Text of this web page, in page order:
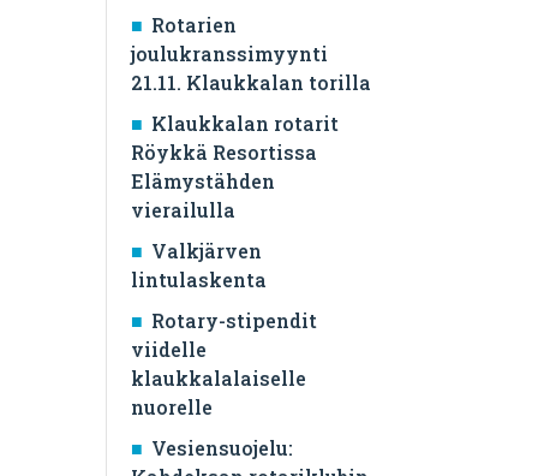
Rotarien
joulukranssimyynti
21.11. Klaukkalan torilla
Klaukkalan rotarit
Röykkä Resortissa
Elämystähden
vierailulla
Valkjärven
lintulaskenta
Rotary-stipendit
viidelle
klaukkalalaiselle
nuorelle
Vesiensuojelu: